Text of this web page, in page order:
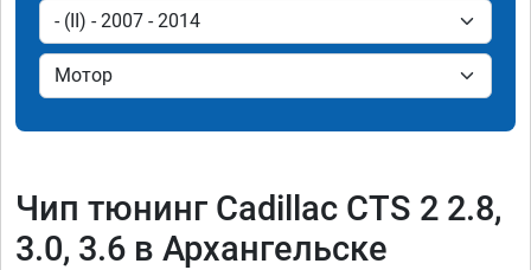
Чип тюнинг Cadillac CTS 2 2.8,
3.0, 3.6 в Архангельске